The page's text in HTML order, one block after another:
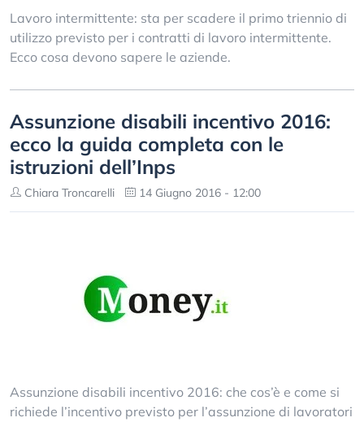
Lavoro intermittente: sta per scadere il primo triennio di
utilizzo previsto per i contratti di lavoro intermittente.
Ecco cosa devono sapere le aziende.
Assunzione disabili incentivo 2016:
ecco la guida completa con le
istruzioni dell’Inps
Chiara Troncarelli 14 Giugno 2016 - 12:00
Assunzione disabili incentivo 2016: che cos’è e come si
richiede l’incentivo previsto per l’assunzione di lavoratori